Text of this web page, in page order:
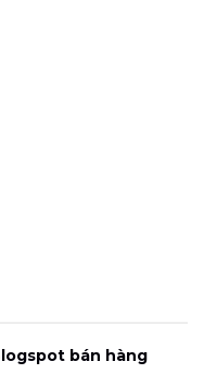
bán hàng